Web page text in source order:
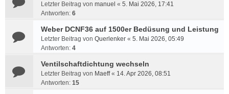
Letzter Beitrag von manuel « 5. Mai 2026, 17:41
Antworten: 6
Weber DCNF36 auf 1500er Bedüsung und Leistung
Letzter Beitrag von Querlenker « 5. Mai 2026, 05:49
Antworten: 4
Ventilschaftdichtung wechseln
Letzter Beitrag von Maeff« 14. Apr 2026, 08:51
Antworten: 15